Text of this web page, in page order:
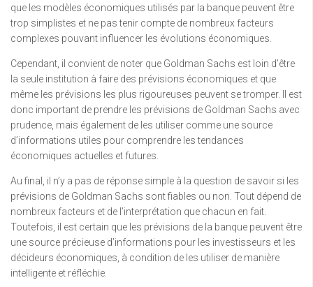
que les modèles économiques utilisés par la banque peuvent être
trop simplistes et ne pas tenir compte de nombreux facteurs
complexes pouvant influencer les évolutions économiques.
Cependant, il convient de noter que Goldman Sachs est loin d’être
la seule institution à faire des prévisions économiques et que
même les prévisions les plus rigoureuses peuvent se tromper. Il est
donc important de prendre les prévisions de Goldman Sachs avec
prudence, mais également de les utiliser comme une source
d’informations utiles pour comprendre les tendances
économiques actuelles et futures.
Au final, il n’y a pas de réponse simple à la question de savoir si les
prévisions de Goldman Sachs sont fiables ou non. Tout dépend de
nombreux facteurs et de l’interprétation que chacun en fait.
Toutefois, il est certain que les prévisions de la banque peuvent être
une source précieuse d’informations pour les investisseurs et les
décideurs économiques, à condition de les utiliser de manière
intelligente et réfléchie.